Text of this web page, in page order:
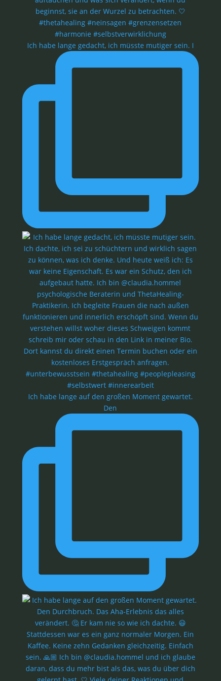
Ich habe lange gedacht, ich müsste mutiger sein. I
Ich habe lange auf den großen Moment gewartet.
Den